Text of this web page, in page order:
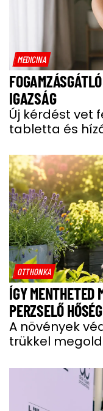
MEDICINA
IGAZSÁG
Új kérdést vet
tabletta és
OTTHONKA
ÍGY MENTHETED
PERZSELŐ
A növények
trükkel